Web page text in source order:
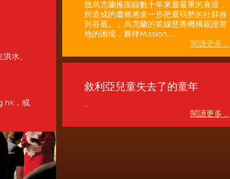
水、
，或
致烏克蘭推面臨數十年來最嚴重的衰退，
所造成的蕭條將進一步把最弱勢的社群推
到谷底。」烏克蘭的前線慈善機構親證當
地的困境，夥伴Mission...
閱讀更多 ...
敘利亞兒童失去了的童年
...
閱讀更多 ...